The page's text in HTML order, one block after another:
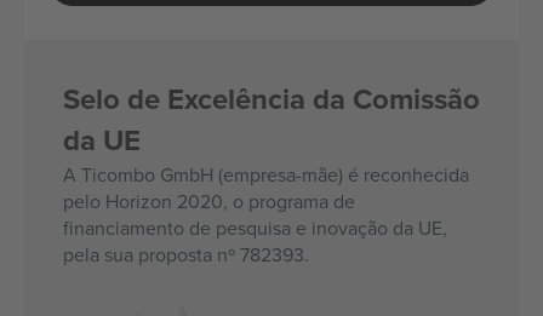
Selo de Excelência da Comissão
da UE
A Ticombo GmbH (empresa-mãe) é reconhecida
pelo Horizon 2020, o programa de
financiamento de pesquisa e inovação da UE,
pela sua proposta nº 782393.